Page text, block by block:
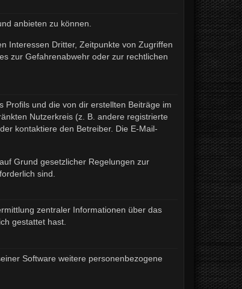
anbieten zu können.
Interessen Dritter, Zeitpunkte von Zugriffen
zur Gefahrenabwehr oder zur rechtlichen
Profils und die von dir erstellten Beiträge im
Nutzerkreis (z. B. andere registrierte
kontaktiere den Betreiber. Die E-Mail-
Grund gesetzlicher Regelungen zur
sind.
zentraler Informationen über das
gestattet hast.
Software weitere personenbezogene